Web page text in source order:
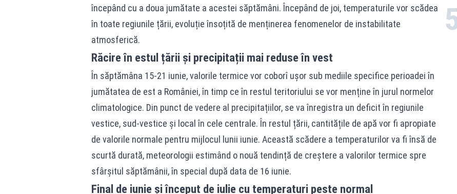
începând cu a doua jumătate a acestei săptămâni. Începând de joi, temperaturile vor scădea
în toate regiunile țării, evoluție însoțită de menținerea fenomenelor de instabilitate
atmosferică.
Răcire în estul țării și precipitații mai reduse în vest
În săptămâna 15-21 iunie, valorile termice vor coborî ușor sub mediile specifice perioadei în
jumătatea de est a României, în timp ce în restul teritoriului se vor menține în jurul normelor
climatologice. Din punct de vedere al precipitațiilor, se va înregistra un deficit în regiunile
vestice, sud-vestice și local în cele centrale. În restul țării, cantitățile de apă vor fi apropiate
de valorile normale pentru mijlocul lunii iunie. Această scădere a temperaturilor va fi însă de
scurtă durată, meteorologii estimând o nouă tendință de creștere a valorilor termice spre
sfârșitul săptămânii, în special după data de 16 iunie.
Final de iunie și început de iulie cu temperaturi peste normal